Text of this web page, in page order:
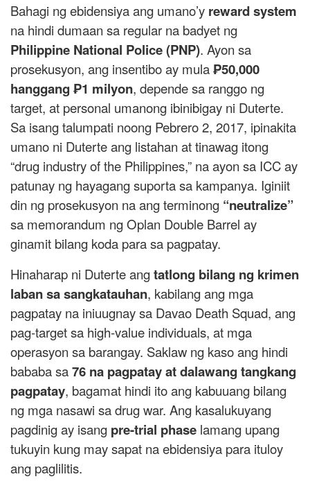
Bahagi ng ebidensiya ang umano’y reward system
na hindi dumaan sa regular na badyet ng
Philippine National Police (PNP). Ayon sa
prosekusyon, ang insentibo ay mula₱50,000
hanggang ₱1 milyon, depende sa ranggo ng
target, at personal umanong ibinibigay ni Duterte.
Sa isang talumpati noong Pebrero 2, 2017, ipinakita
umano ni Duterte ang listahan at tinawag itong
“drug industry of the Philippines,” na ayon sa ICC ay
patunay ng hayagang suporta sa kampanya. Iginiit
din ng prosekusyon na ang terminong “neutralize”
sa memorandum ng Oplan Double Barrel ay
ginamit bilang koda para sa pagpatay.
Hinaharap ni Duterte angtatlong bilang ng krimen
laban sa sangkatauhan, kabilang ang mga
pagpatay na iniuugnay sa Davao Death Squad, ang
pag-target sa high-value individuals, at mga
operasyon sa barangay. Saklaw ng kaso ang hindi
bababa sa76 na pagpatay at dalawang tangkang
pagpatay, bagamat hindi ito ang kabuuang bilang
ng mga nasawi sa drug war. Ang kasalukuyang
pagdinig ay isang pre-trial phase lamang upang
tukuyin kung may sapat na ebidensiya para ituloy
ang paglilitis.